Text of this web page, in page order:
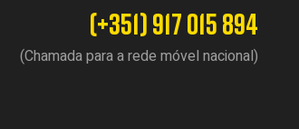
(+351) 917 015 894
(Chamada para a rede móvel nacional)